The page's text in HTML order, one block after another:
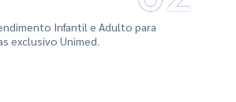
Infantil e Adulto para
exclusivo Unimed.